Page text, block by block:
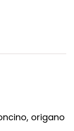
origano